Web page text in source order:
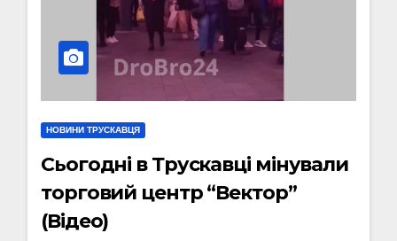
НОВИНИ ТРУСКАВЦЯ
Сьогодні в Трускавці мінували
торговий центр “Вектор”
(Відео)